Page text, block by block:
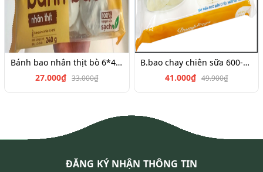
Bánh bao nhân thịt bò 6*45g
27.000₫ 33.000₫
B.bao chay chiên sữa 600-700g
41.000₫ 49.900₫
ĐĂNG KÝ NHẬN THÔNG TIN